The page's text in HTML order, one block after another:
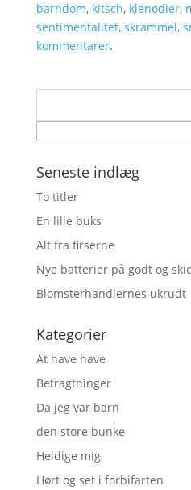
barndom, kitsch, klenodier,
sentimentalitet, skrammel,
kommentarer.
Seneste indlæg
To titler
En lille buks
Alt fra firserne
Nye batterier på godt og
Blomsterhandlernes ukrudt
Kategorier
At have have
Betragtninger
Da jeg var barn
den store bunke
Heldige mig
Hørt og set i forbifarten